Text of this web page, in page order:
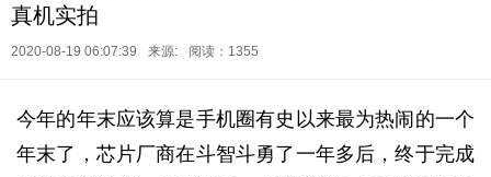
真机实拍
2020-08-19 06:07:39 来源: 阅读：1355
今年的年末应该算是手机圈有史以来最为热闹的一个
年末了，芯片厂商在斗智斗勇了一年多后，终于完成